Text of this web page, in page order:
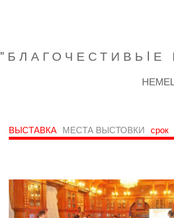
ВЫСТАВКА МЕСТА ВЫСТОВКИ срок